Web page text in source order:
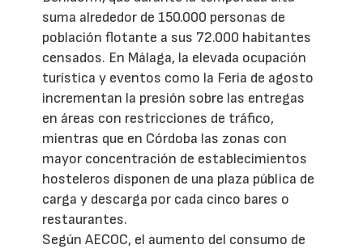
suma alrededor de 150.000 personas de
población flotante a sus 72.000 habitantes
censados. En Málaga, la elevada ocupación
turística y eventos como la Feria de agosto
incrementan la presión sobre las entregas
en áreas con restricciones de tráfico,
mientras que en Córdoba las zonas con
mayor concentración de establecimientos
hosteleros disponen de una plaza pública de
carga y descarga por cada cinco bares o
restaurantes.
Según AECOC, el aumento del consumo de